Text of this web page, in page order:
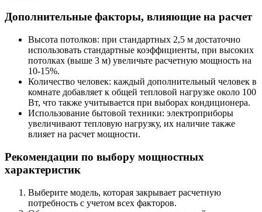
Дополнительные факторы, влияющие на расчет
Высота потолков: при стандартных 2,5 м достаточно
использовать стандартные коэффициенты, при высоких
потолках (выше 3 м) увеличьте расчетную мощность на
10-15%.
Количество человек: каждый дополнительный человек в
комнате добавляет к общей тепловой нагрузке около 100
Вт, что также учитывается при выборах кондиционера.
Использование бытовой техники: электроприборы
увеличивают тепловую нагрузку, их наличие также
влияет на расчет мощности.
Рекомендации по выбору мощностных
характеристик
Выберите модель, которая закрывает расчетную
потребность с учетом всех факторов.